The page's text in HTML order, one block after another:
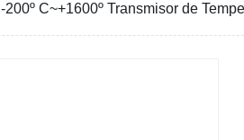
-200º C~+1600º Transmisor de